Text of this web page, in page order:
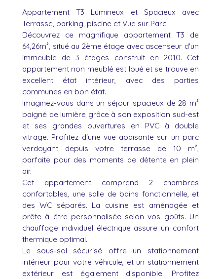
Appartement T3 Lumineux et Spacieux avec
Terrasse, parking, piscine et Vue sur Parc
Découvrez ce magnifique appartement T3 de
64,26m², situé au 2ème étage avec ascenseur d'un
immeuble de 3 étages construit en 2010. Cet
appartement non meublé est loué et se trouve en
excellent état intérieur, avec des parties
communes en bon état.
Imaginez-vous dans un séjour spacieux de 28 m²
baigné de lumière grâce à son exposition sud-est
et ses grandes ouvertures en PVC à double
vitrage. Profitez d'une vue apaisante sur un parc
verdoyant depuis votre terrasse de 10 m²,
parfaite pour des moments de détente en plein
air.
Cet appartement comprend 2 chambres
confortables, une salle de bains fonctionnelle, et
des WC séparés. La cuisine est aménagée et
prête à être personnalisée selon vos goûts. Un
chauffage individuel électrique assure un confort
thermique optimal.
Le sous-sol sécurisé offre un stationnement
intérieur pour votre véhicule, et un stationnement
extérieur est également disponible. Profitez